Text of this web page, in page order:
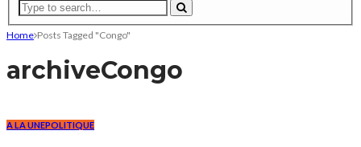
Home Posts Tagged "Congo"
archiveCongo
A LA UNEPOLITIQUE